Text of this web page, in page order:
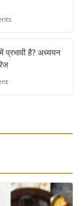
प्रभावी है? अध्ययन